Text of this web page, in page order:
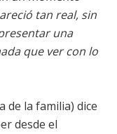
tan real, sin
una
que ver con lo
de la familia) dice
desde el